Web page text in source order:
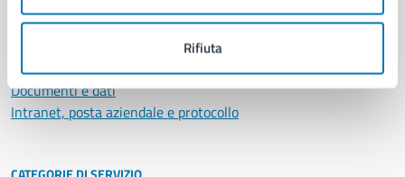
Rifiuta
Enti e fondazioni
Personale amministrativo
Documenti e dati
Intranet, posta aziendale e protocollo